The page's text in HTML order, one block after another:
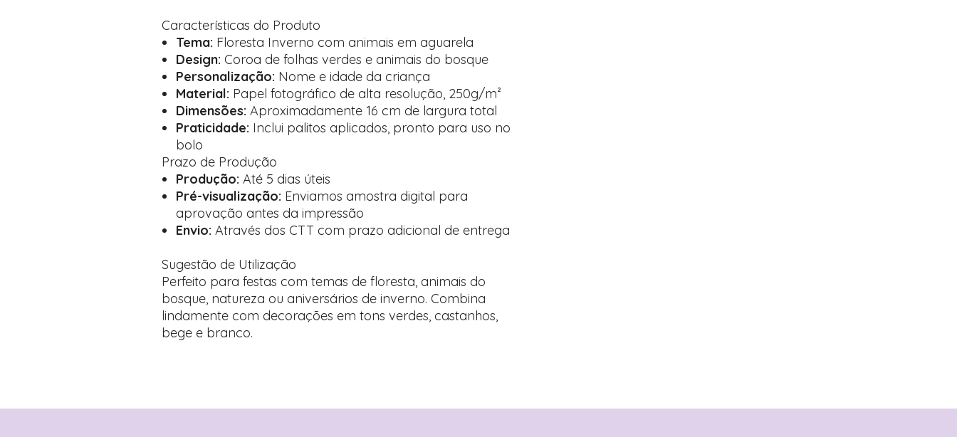
Características do Produto
Tema: Floresta Inverno com animais em aguarela
Design: Coroa de folhas verdes e animais do bosque
Personalização: Nome e idade da criança
Material: Papel fotográfico de alta resolução, 250g/m²
Dimensões: Aproximadamente 16 cm de largura total
Praticidade: Inclui palitos aplicados, pronto para uso no
bolo
Prazo de Produção
Produção: Até 5 dias úteis
Pré-visualização: Enviamos amostra digital para
aprovação antes da impressão
Envio: Através dos CTT com prazo adicional de entrega
Sugestão de Utilização
Perfeito para festas com temas de floresta, animais do
bosque, natureza ou aniversários de inverno. Combina
lindamente com decorações em tons verdes, castanhos,
bege e branco.